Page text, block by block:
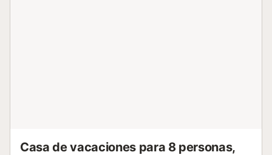
Casa de vacaciones para 8 personas,